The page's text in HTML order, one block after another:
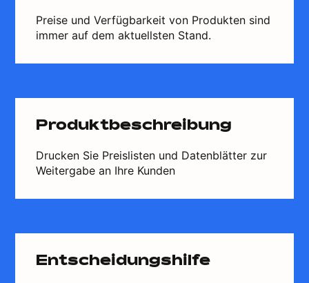
Preise und Verfügbarkeit von Produkten sind
immer auf dem aktuellsten Stand.
Produktbeschreibung
Drucken Sie Preislisten und Datenblätter zur
Weitergabe an Ihre Kunden
Entscheidungshilfe